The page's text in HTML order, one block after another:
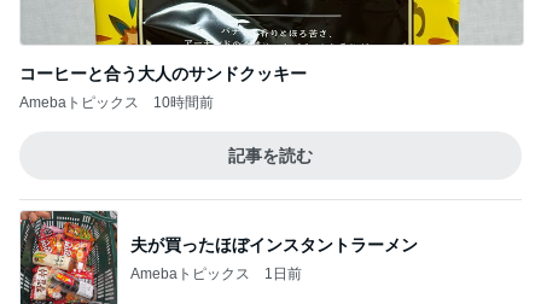
コーヒーと合う大人のサンドクッキー
Amebaトピックス 10時間前
記事を読む
夫が買ったほぼインスタントラーメン
Amebaトピックス 1日前